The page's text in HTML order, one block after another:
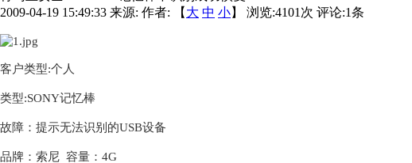
2009-04-19 15:49:33 来源: 作者: 【 大 中 小】 浏览:4101 次 评论:1条
客户类型:个人
类型:SONY记忆棒
故障：提示无法识别的USB设备
品牌：索尼 容量：4G